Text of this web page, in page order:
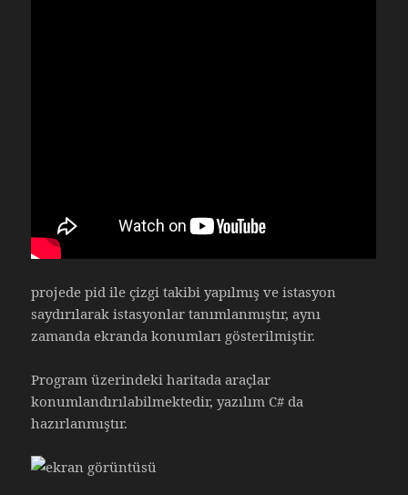
projede pid ile çizgi takibi yapılmış ve istasyon
saydırılarak istasyonlar tanımlanmıştır, aynı
zamanda ekranda konumları gösterilmiştir.
Program üzerindeki haritada araçlar
konumlandırılabilmektedir, yazılım C# da
hazırlanmıştır.